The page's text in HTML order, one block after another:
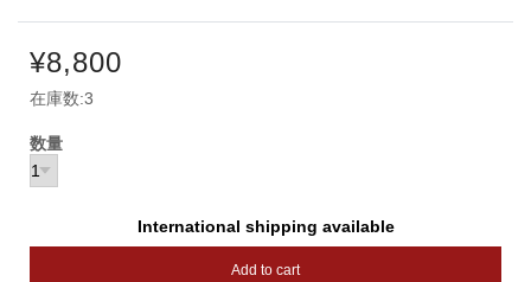
¥8,800
在庫数:3
数量
International shipping available
Add to cart